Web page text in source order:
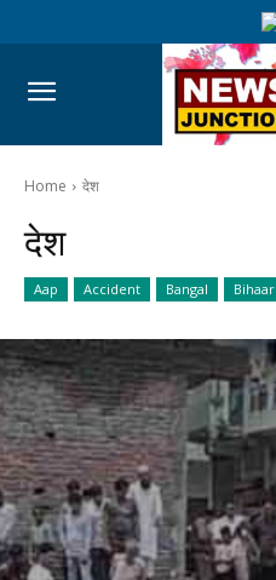
Home देश
देश
Aap Accident Bangal Bihaar